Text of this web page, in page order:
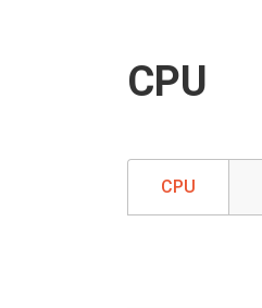
CPU
CPU